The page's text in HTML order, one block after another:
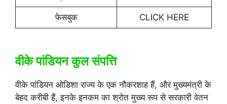
फेसबुक CLICK HERE
वीके पांडियन कुल संपत्ति
वीके पांडियन ओडिशा राज्य के एक नौकरशाह हैं, और मुख्यमंत्री के
बेहद करीबी हैं, इनके इनकम का श्रोत मुख्य रूप से सरकारी वेतन